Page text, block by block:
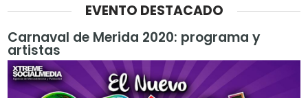
EVENTO DESTACADO
Carnaval de Merida 2020: programa y
artistas